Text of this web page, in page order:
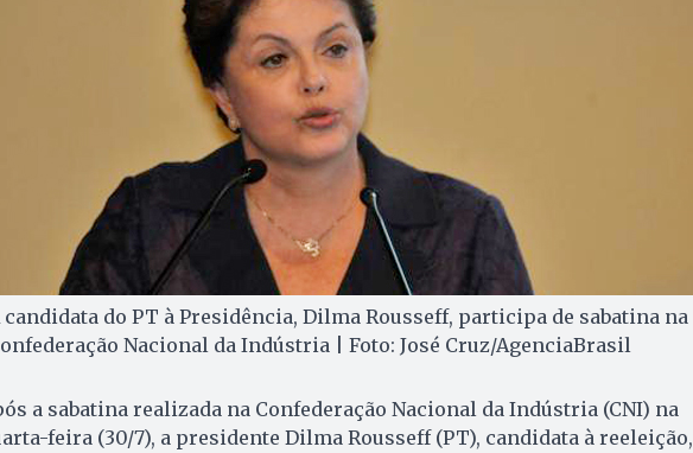
candidata do PT à Presidência, Dilma Rousseff, participa de sabatina na
Nacional da Indústria | Foto: José Cruz/AgenciaBrasil
a sabatina realizada na Confederação Nacional da Indústria (CNI) na
feira (30/7), a presidente Dilma Rousseff (PT), candidata à reeleição,